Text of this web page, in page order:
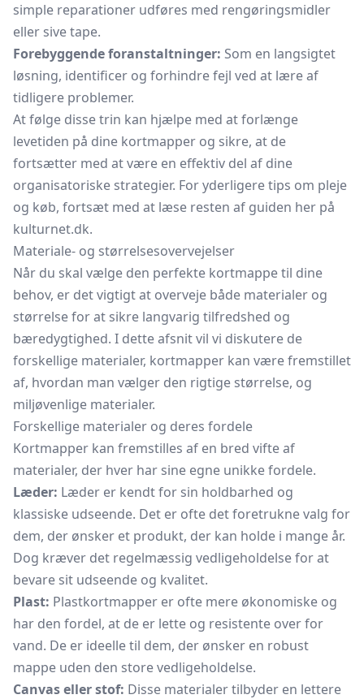
simple reparationer udføres med rengøringsmidler
eller sive tape.
Forebyggende foranstaltninger: Som en langsigtet
løsning, identificer og forhindre fejl ved at lære af
tidligere problemer.
At følge disse trin kan hjælpe med at forlænge
levetiden på dine kortmapper og sikre, at de
fortsætter med at være en effektiv del af dine
organisatoriske strategier. For yderligere tips om pleje
og køb, fortsæt med at læse resten af guiden her på
kulturnet.dk.
Materiale- og størrelsesovervejelser
Når du skal vælge den perfekte kortmappe til dine
behov, er det vigtigt at overveje både materialer og
størrelse for at sikre langvarig tilfredshed og
bæredygtighed. I dette afsnit vil vi diskutere de
forskellige materialer, kortmapper kan være fremstillet
af, hvordan man vælger den rigtige størrelse, og
miljøvenlige materialer.
Forskellige materialer og deres fordele
Kortmapper kan fremstilles af en bred vifte af
materialer, der hver har sine egne unikke fordele.
Læder: Læder er kendt for sin holdbarhed og
klassiske udseende. Det er ofte det foretrukne valg for
dem, der ønsker et produkt, der kan holde i mange år.
Dog kræver det regelmæssig vedligeholdelse for at
bevare sit udseende og kvalitet.
Plast: Plastkortmapper er ofte mere økonomiske og
har den fordel, at de er lette og resistente over for
vand. De er ideelle til dem, der ønsker en robust
mappe uden den store vedligeholdelse.
Canvas eller stof: Disse materialer tilbyder en lettere